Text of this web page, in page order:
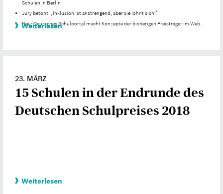
Schulen in Berlin
Jury betont: „Inklusion ist anstrengend, aber sie lohnt sich!“
Neu: Deutsches Schulportal macht Konzepte der bisherigen Preisträger im Web...
Weiterlesen
23. MÄRZ
15 Schulen in der Endrunde des
Deutschen Schulpreises 2018
Weiterlesen